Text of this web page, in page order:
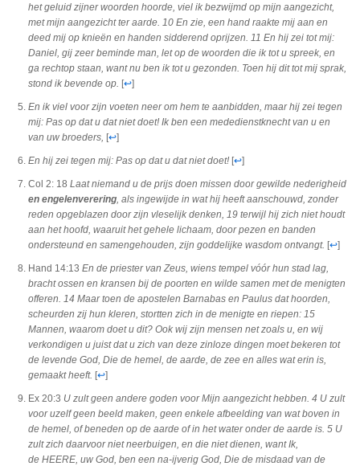
het geluid zijner woorden hoorde, viel ik bezwijmd op mijn aangezicht,
met mijn aangezicht ter aarde. 10 En zie, een hand raakte mij aan en
deed mij op knieën en handen sidderend oprijzen. 11 En hij zei tot mij:
Daniel, gij zeer beminde man, let op de woorden die ik tot u spreek, en
ga rechtop staan, want nu ben ik tot u gezonden. Toen hij dit tot mij sprak,
stond ik bevende op. [↩]
En ik viel voor zijn voeten neer om hem te aanbidden, maar hij zei tegen
mij: Pas op dat u dat niet doet! Ik ben een mededienstknecht van u en
van uw broeders, [↩]
En hij zei tegen mij: Pas op dat u dat niet doet! [↩]
Col 2: 18 Laat niemand u de prijs doen missen door gewilde nederigheid
en engelenverering , als ingewijde in wat hij heeft aanschouwd, zonder
reden opgeblazen door zijn vleselijk denken, 19 terwijl hij zich niet houdt
aan het hoofd, waaruit het gehele lichaam, door pezen en banden
ondersteund en samengehouden, zijn goddelijke wasdom ontvangt. [↩]
Hand 14:13 En de priester van Zeus, wiens tempel vóór hun stad lag,
bracht ossen en kransen bij de poorten en wilde samen met de menigten
offeren. 14 Maar toen de apostelen Barnabas en Paulus dat hoorden,
scheurden zij hun kleren, stortten zich in de menigte en riepen: 15
Mannen, waarom doet u dit? Ook wij zijn mensen net zoals u, en wij
verkondigen u juist dat u zich van deze zinloze dingen moet bekeren tot
de levende God, Die de hemel, de aarde, de zee en alles wat erin is,
gemaakt heeft. [↩]
Ex 20:3 U zult geen andere goden voor Mijn aangezicht hebben. 4 U zult
voor uzelf geen beeld maken, geen enkele afbeelding van wat boven in
de hemel, of beneden op de aarde of in het water onder de aarde is. 5 U
zult zich daarvoor niet neerbuigen, en die niet dienen, want Ik,
de HEERE, uw God, ben een na-ijverig God, Die de misdaad van de